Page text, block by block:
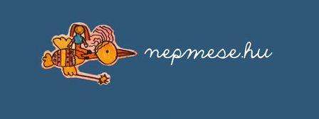
útján terjedő elbeszélésekből,
melyeket olyan ismert gyűjtők
állítottak össze, mint Benedek